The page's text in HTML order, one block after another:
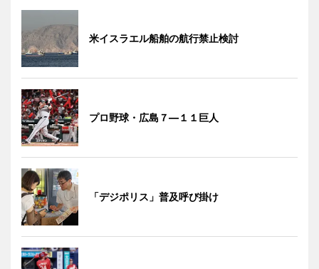
米イスラエル船舶の航行禁止検討
プロ野球・広島７―１１巨人
「デジポリス」普及呼び掛け